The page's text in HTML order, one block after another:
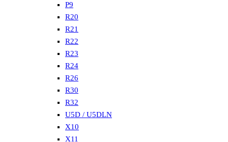
P9
R20
R21
R22
R23
R24
R26
R30
R32
U5D / U5DLN
X10
X11